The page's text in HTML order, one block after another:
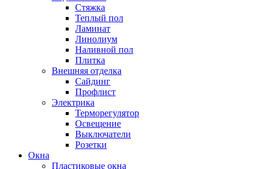
Стяжка
Теплый пол
Ламинат
Линолиум
Наливной пол
Плитка
Внешняя отделка
Сайдинг
Профлист
Электрика
Терморегулятор
Освещение
Выключатели
Розетки
Окна
Пластиковые окна